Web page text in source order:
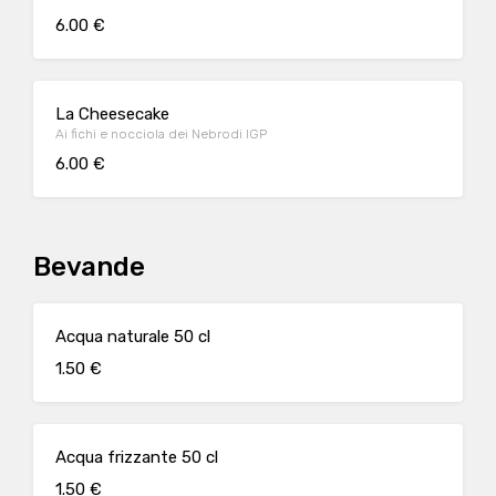
6.00 €
La Cheesecake
Ai fichi e nocciola dei Nebrodi IGP
6.00 €
Bevande
Acqua naturale 50 cl
1.50 €
Acqua frizzante 50 cl
1.50 €